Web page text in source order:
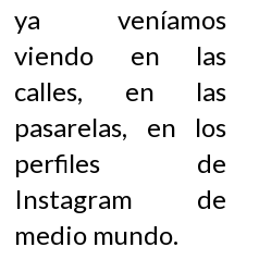
ya veníamos
viendo en las
calles, en las
pasarelas, en los
perfiles de
Instagram de
medio mundo.